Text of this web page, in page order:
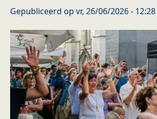
Gepubliceerd op vr, 26/06/2026 - 12:28